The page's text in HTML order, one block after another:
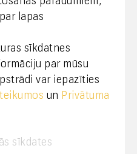
jo prasa
izglītošanā un
kanālu uzturēšanā.
līmeni uzrāda arī
DESI indekss. Tas
un arī ekonomikas
uzlabošanā
lapas
sīkdatnes
par mūsu
var iepazīties
un Privātuma
sīkdates